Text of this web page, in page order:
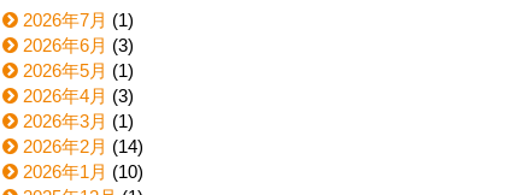
2026年7月 (1)
2026年6月 (3)
2026年5月 (1)
2026年4月 (3)
2026年3月 (1)
2026年2月 (14)
2026年1月 (10)